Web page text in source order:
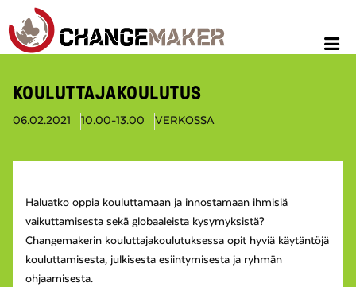
KOULUTTAJAKOULUTUS
06.02.2021 10.00-13.00 VERKOSSA
Haluatko oppia kouluttamaan ja innostamaan ihmisiä
vaikuttamisesta sekä globaaleista kysymyksistä?
Changemakerin kouluttajakoulutuksessa opit hyviä käytäntöjä
kouluttamisesta, julkisesta esiintymisesta ja ryhmän
ohjaamisesta.